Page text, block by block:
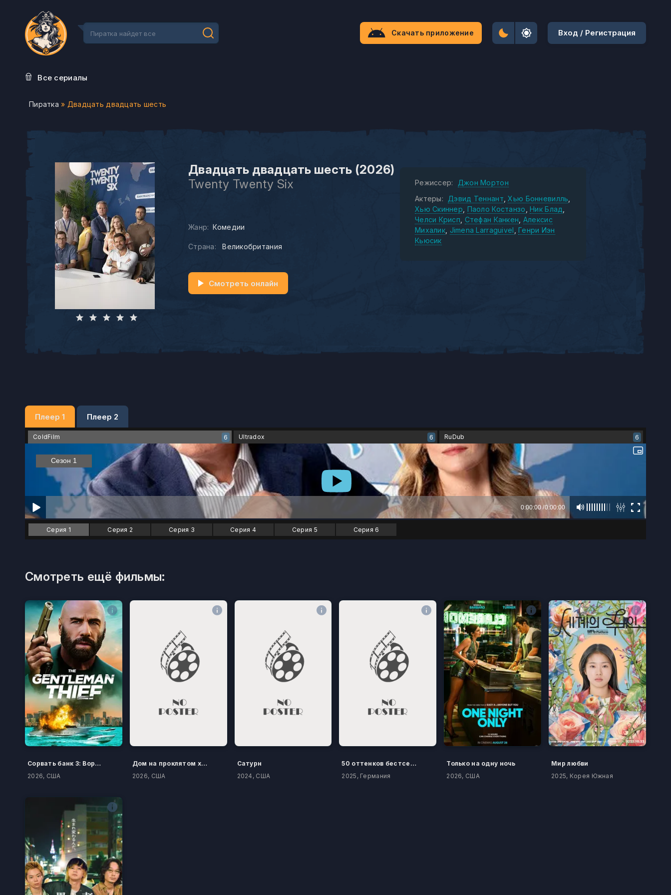
Скачать приложение Вход / Регистрация
Все сериалы
Пиратка » Двадцать двадцать шесть
Двадцать двадцать шесть (2026)
Twenty Twenty Six
Жанр: Комедии
Страна: Великобритания
Смотреть онлайн
Режиссер:
Джон Мортон
Актеры:
Дэвид Теннант Хью Бонневилль
Хью Скиннер Паоло Костанзо Ник Блад
Челси Крисп Стефан Канкен Алексис
Михалик Jimena Larraguivel Генри Иэн
Кьюсик
Плеер 1 Плеер 2
ColdFilm 6 Ultradox 6 RuDub 6
Серия 1 Серия 2 Серия 3 Серия 4 Серия 5 Серия 6
Смотреть ещё фильмы:
Сорвать банк 3: Вор-джентльмен
2026, США
Дом на проклятом холме
2026, США
Сатурн
2024, США
50 оттенков бестселлера
2025, Германия
Только на одну ночь
2026, США
Мир любви
2025, Корея Южная